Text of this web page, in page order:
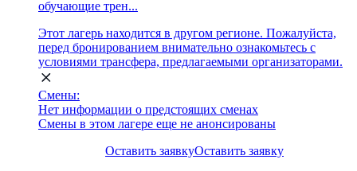
обучающие трен...
Этот лагерь находится в другом регионе. Пожалуйста,
перед бронированием внимательно ознакомьтесь с
условиями трансфера, предлагаемыми организаторами.
Смены:
Нет информации о предстоящих сменах
Смены в этом лагере еще не анонсированы
Оставить заявкуОставить заявку